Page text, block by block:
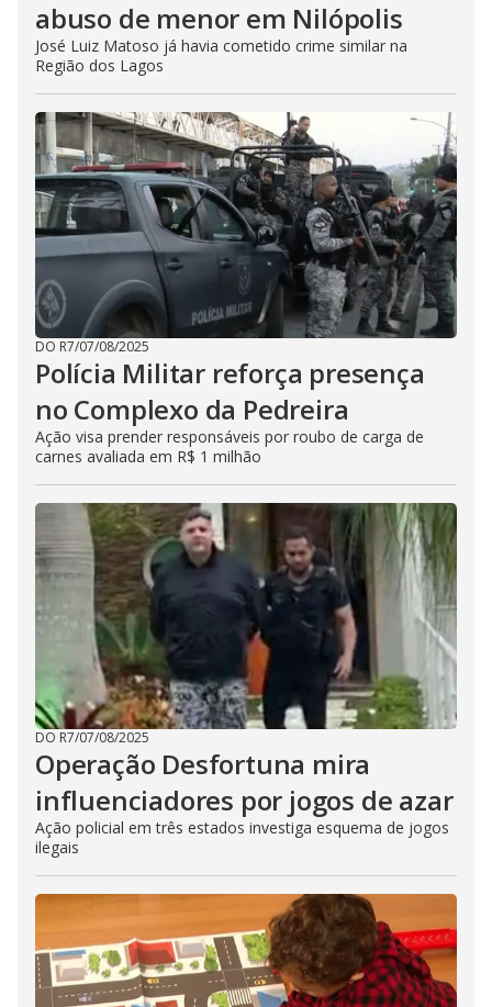
abuso de menor em Nilópolis
José Luiz Matoso já havia cometido crime similar na
Região dos Lagos
DO R7/07/08/2025
Polícia Militar reforça presença
no Complexo da Pedreira
Ação visa prender responsáveis por roubo de carga de
carnes avaliada em R$ 1 milhão
DO R7/07/08/2025
Operação Desfortuna mira
influenciadores por jogos de azar
Ação policial em três estados investiga esquema de jogos
ilegais